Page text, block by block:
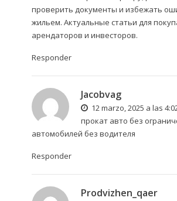
проверить документы и избежать
жильем. Актуальные статьи для
арендаторов и инвесторов.
Responder
Jacobvag
12 marzo, 2025 a las
прокат авто без
автомобилей без водителя
Responder
Prodvizhen_qaer